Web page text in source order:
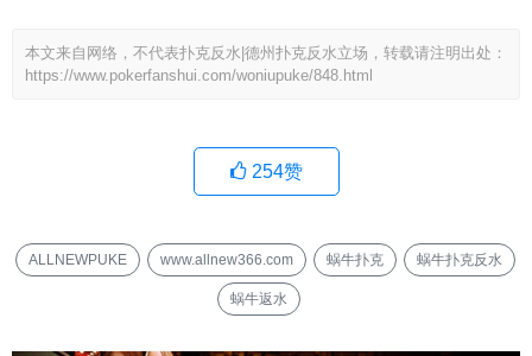
本文来自网络，不代表扑克反水|德州扑克反水立场，转载请注明出处：
https://www.pokerfanshui.com/woniupuke/848.html
254赞
ALLNEWPUKE www.allnew366.com 蜗牛扑克 蜗牛扑克反水
蜗牛返水